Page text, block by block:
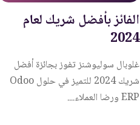
الفائز بأفضل شريك لعام
2024
غلوبال سوليوشنز تفوز بجائزة أفضل
شريك 2024 للتميز في حلول Odoo
ERP ورضا العملاء....